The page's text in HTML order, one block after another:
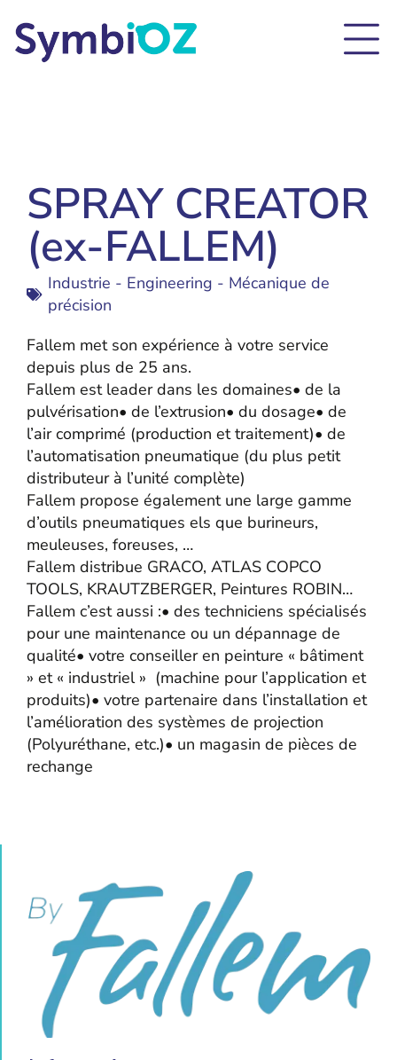
SPRAY CREATOR
(ex-FALLEM)
Industrie - Engineering - Mécanique de
précision
Fallem met son expérience à votre service
depuis plus de 25 ans.
Fallem est leader dans les domaines• de la
pulvérisation• de l’extrusion• du dosage• de
l’air comprimé (production et traitement)• de
l’automatisation pneumatique (du plus petit
distributeur à l’unité complète)
Fallem propose également une large gamme
d’outils pneumatiques els que burineurs,
meuleuses, foreuses, …
Fallem distribue GRACO, ATLAS COPCO
TOOLS, KRAUTZBERGER, Peintures ROBIN…
Fallem c’est aussi :• des techniciens spécialisés
pour une maintenance ou un dépannage de
qualité• votre conseiller en peinture « bâtiment
» et « industriel » (machine pour l’application et
produits)• votre partenaire dans l’installation et
l’amélioration des systèmes de projection
(Polyuréthane, etc.)• un magasin de pièces de
rechange